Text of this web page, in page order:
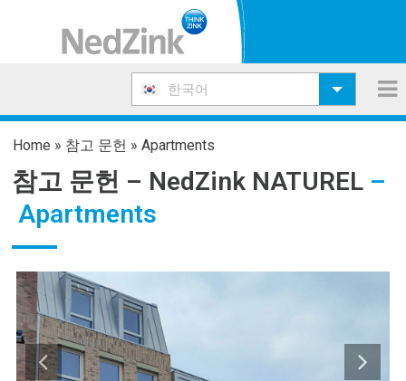
한국어
Home » 참고 문헌 » Apartments
참고 문헌 – NedZink NATUREL –
Apartments